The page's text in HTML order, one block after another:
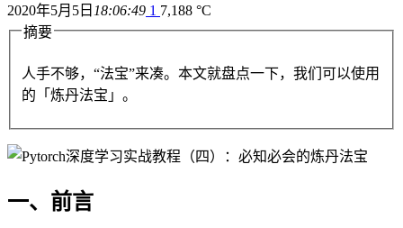
2020年5月5日 18:06:49 1 7,188 °C
摘要
人手不够，“法宝”来凑。本文就盘点一下，我们可以使用
的「炼丹法宝」。
一、前言